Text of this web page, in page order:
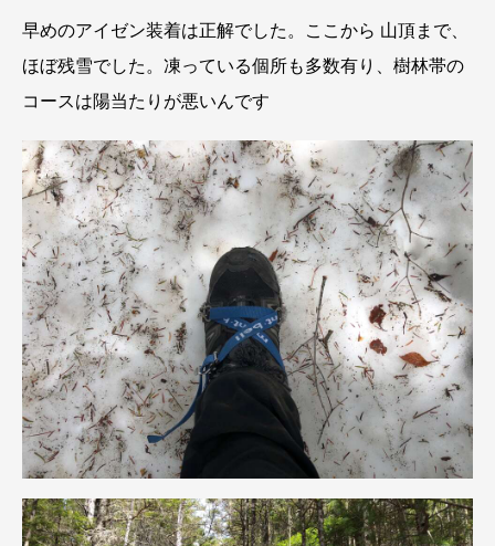
早めのアイゼン装着は正解でした。ここから 山頂まで、
ほぼ残雪でした。凍っている個所も多数有り、樹林帯の
コースは陽当たりが悪いんです